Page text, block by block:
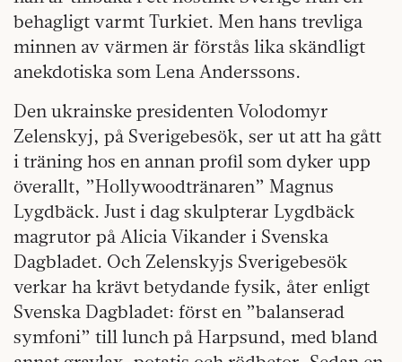
behagligt varmt Turkiet. Men hans trevliga
minnen av värmen är förstås lika skändligt
anekdotiska som Lena Anderssons.
Den ukrainske presidenten Volodomyr
Zelenskyj, på Sverigebesök, ser ut att ha gått
i träning hos en annan profil som dyker upp
överallt, ”Hollywoodtränaren” Magnus
Lygdbäck. Just i dag skulpterar Lygdbäck
magrutor på Alicia Vikander i Svenska
Dagbladet. Och Zelenskyjs Sverigebesök
verkar ha krävt betydande fysik, åter enligt
Svenska Dagbladet: först en ”balanserad
symfoni” till lunch på Harpsund, med bland